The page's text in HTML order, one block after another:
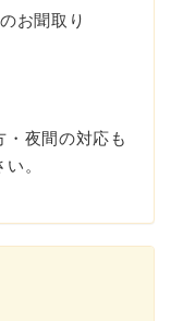
お聞取り
夜間の対応も
。